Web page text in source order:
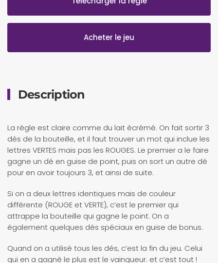
Acheter le jeu
Description
La règle est claire comme du lait écrémé. On fait sortir 3
dés de la bouteille, et il faut trouver un mot qui inclue les
lettres VERTES mais pas les ROUGES. Le premier a le faire
gagne un dé en guise de point, puis on sort un autre dé
pour en avoir toujours 3, et ainsi de suite.
Si on a deux lettres identiques mais de couleur
différente (ROUGE et VERTE), c’est le premier qui
attrappe la bouteille qui gagne le point. On a
également quelques dés spéciaux en guise de bonus.
Quand on a utilisé tous les dés, c’est la fin du jeu. Celui
qui en a gagné le plus est le vainqueur. et c’est tout !